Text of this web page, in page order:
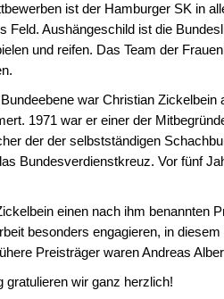
ist der Hamburger SK in
Feld. Aushängeschild ist die
und reifen. Das Team der
war Christian
1971 war er einer der
der der selbstständigen
Bundesverdienstkreuz. Vor fünf
einen nach ihm benannten
besonders engagieren, in
Preisträger waren Andreas
gratulieren wir ganz herzlich!